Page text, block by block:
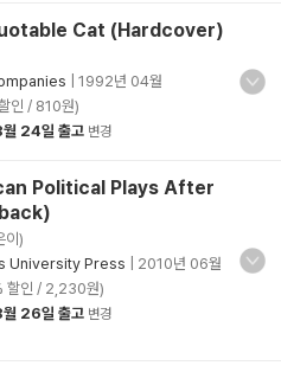
Cat (Hardcover)
1992년 04월
인 / 810원)
24일 출고 변경
Political Plays After
이)
University Press
2010년 06월
할인 / 2,230원)
26일 출고 변경